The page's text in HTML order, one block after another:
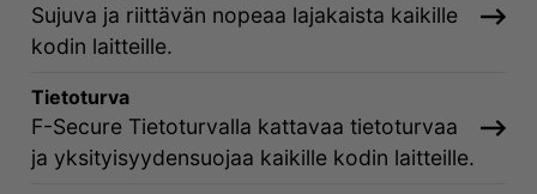
Sujuva ja riittävän nopeaa lajakaista kaikille
kodin laitteille.
Tietoturva
F-Secure Tietoturvalla kattavaa tietoturvaa
ja yksityisyydensuojaa kaikille kodin laitteille.